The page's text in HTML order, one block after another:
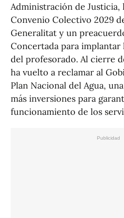
Administración de Justicia,
Convenio Colectivo 2029
Generalitat y un
Concertada para
del profesorado. Al cierre
ha vuelto a reclamar al
Plan Nacional del Agua,
más inversiones para
funcionamiento de los